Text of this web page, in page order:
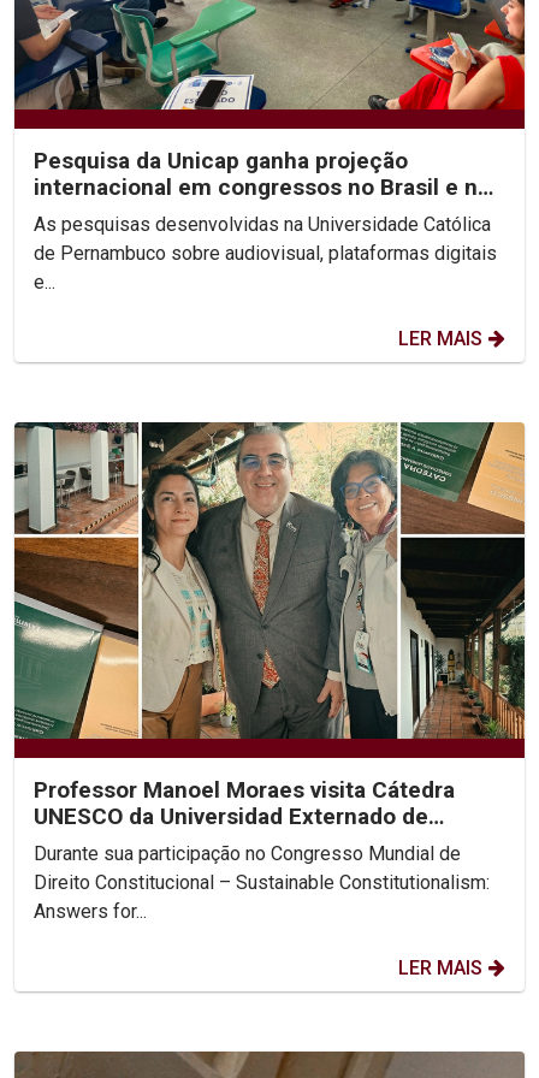
Pesquisa da Unicap ganha projeção
internacional em congressos no Brasil e no
México
As pesquisas desenvolvidas na Universidade Católica
de Pernambuco sobre audiovisual, plataformas digitais
e...
LER MAIS
Professor Manoel Moraes visita Cátedra
UNESCO da Universidad Externado de
Colombia
Durante sua participação no Congresso Mundial de
Direito Constitucional – Sustainable Constitutionalism:
Answers for...
LER MAIS